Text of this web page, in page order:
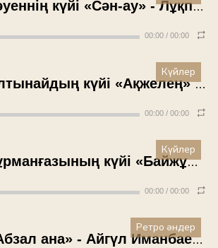
Кәуеннің күйі «Сән-ау» - Лұқпан Мұхитов (1950 жыл)
00:00 / 00:00
Алтынайдың күйі «Ақжелең» - Лұқпан Мұхитов (1950 жыл)
00:00 / 00:00
Күйлер
Құрманғазының күйі «Байжұма» - Оқап Қабиғожин (1937 жыл)
00:00 / 00:00
Күйлер
«Абзал ана» - Айгүл Иманбаева (2012 жыл)
Ретро әндер